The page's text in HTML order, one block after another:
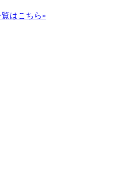
はこちら»